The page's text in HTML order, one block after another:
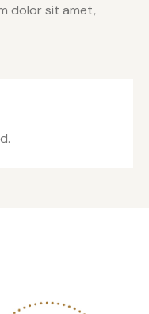
dolor sit amet,